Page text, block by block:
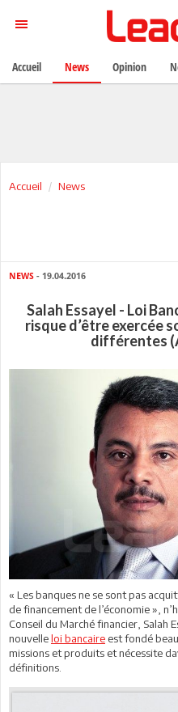
Accueil News
NEWS - 19.04.2016
Salah Essayel - Loi
risque d’être exercée
différentes
« Les banques ne se sont pas
de financement de l’économie »,
Conseil du Marché financier, Salah
nouvelleloi bancaire est fondé
missions et produits et nécessite
définitions.
Accueil News Opinion